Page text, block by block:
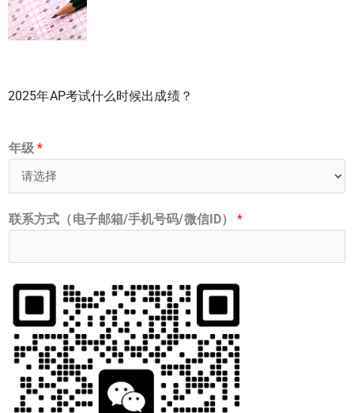
2025年AP考试什么时候出成绩？
年级*
联系方式（电子邮箱/手机号码/微信ID）*